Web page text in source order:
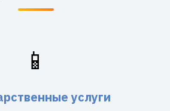
📱
услуги